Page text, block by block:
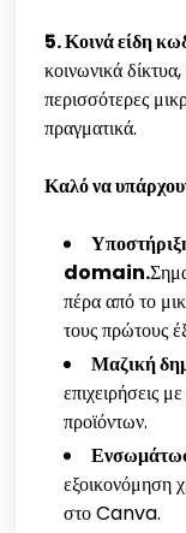
5. Κοινά είδη
κοινωνικά
περισσότερες
πραγματικά.
Καλό να
domain.
πέρα από το
τους πρώτους
Μαζική
επιχειρήσεις
προϊόντων.
εξοικονόμηση
στο Canva.